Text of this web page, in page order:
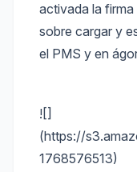
activada la firma
sobre cargar y
el PMS y en
![]
(https://
1768576513)